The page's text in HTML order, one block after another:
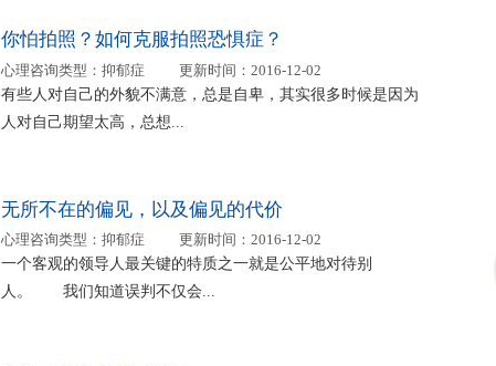
你怕拍照？如何克服拍照恐惧症？
心理咨询类型：抑郁症 更新时间： 2016-12-02
有些人对自己的外貌不满意，总是自卑，其实很多时候是因为
人对自己期望太高，总想...
无所不在的偏见，以及偏见的代价
心理咨询类型：抑郁症 更新时间： 2016-12-02
一个客观的领导人最关键的特质之一就是公平地对待别
人。 我们知道误判不仅会...